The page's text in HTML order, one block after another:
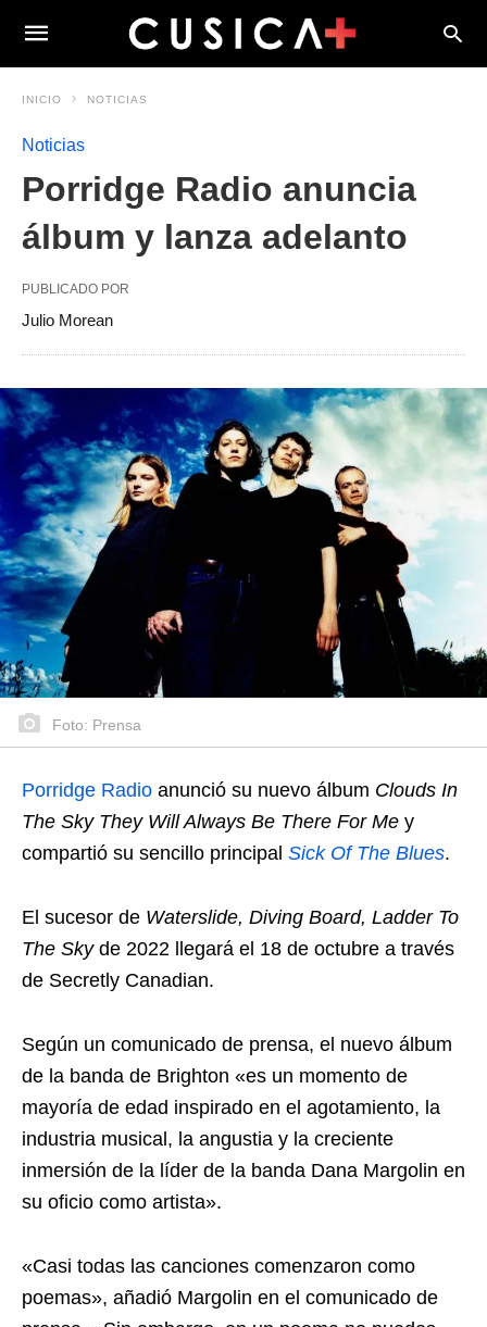
INICIO NOTICIAS
Noticias
Porridge Radio anuncia
álbum y lanza adelanto
PUBLICADO POR
Julio Morean
Foto: Prensa
Porridge Radio anunció su nuevo álbum Clouds In
The Sky They Will Always Be There For Me y
compartió su sencillo principal Sick Of The Blues.
El sucesor de Waterslide, Diving Board, Ladder To
The Skyde 2022 llegará el 18 de octubre a través
de Secretly Canadian.
Según un comunicado de prensa, el nuevo álbum
de la banda de Brighton «es un momento de
mayoría de edad inspirado en el agotamiento, la
industria musical, la angustia y la creciente
inmersión de la líder de la banda Dana Margolin en
su oficio como artista».
«Casi todas las canciones comenzaron como
poemas», añadió Margolin en el comunicado de